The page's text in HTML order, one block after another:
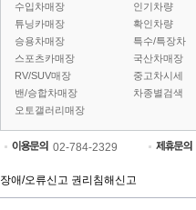
수입차매장
튜닝카매장
승용차매장
스포츠카매장
RV/SUV매장
밴/승합차매장
오토갤러리매장
인기차량
확인차량
특수/특장차
국산차매장
중고차시세
차종별검색
02-784-2329
장애/오류신고 권리침해신고